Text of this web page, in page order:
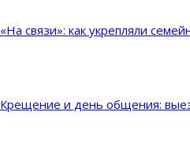
«На связи»: как укрепляли
Крещение и день общения: